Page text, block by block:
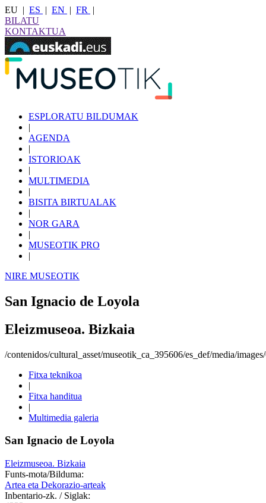
EU | ES | EN | FR
|
BILATU
KONTAKTUA
ESPLORATU BILDUMAK
|
AGENDA
|
ISTORIOAK
|
MULTIMEDIA
|
BISITA BIRTUALAK
|
NOR GARA
|
MUSEOTIK PRO
|
NIRE MUSEOTIK
San Ignacio de Loyola
Eleizmuseoa. Bizkaia
/contenidos/cultural_asset/museotik_ca_395606/es_def/media/
Fitxa teknikoa
|
Fitxa handitua
|
Multimedia galeria
San Ignacio de Loyola
Eleizmuseoa. Bizkaia
Funts-mota/Bilduma:
Artea eta Dekorazio-arteak
Inbentario-zk. / Siglak: